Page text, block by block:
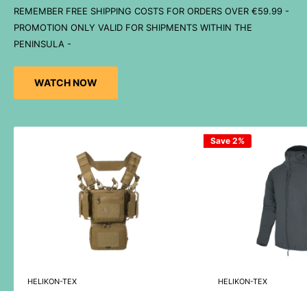
REMEMBER FREE SHIPPING COSTS FOR ORDERS OVER €59.99 -
PROMOTION ONLY VALID FOR SHIPMENTS WITHIN THE
PENINSULA -
WATCH NOW
HELIKON-TEX
Save 2%
HELIKON-TEX